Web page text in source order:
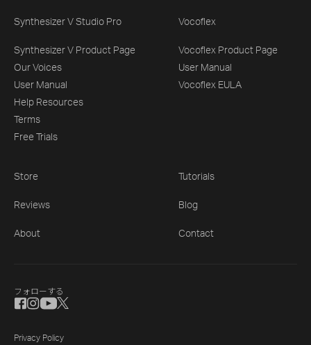
Synthesizer V Studio Pro
Synthesizer V Product Page
Our Voices
User Manual
Help Resources
Terms
Free Trials
Vocoflex
Vocoflex Product Page
User Manual
Vocoflex EULA
Store Tutorials
Reviews Blog
About Contact
Privacy Policy
フォローする